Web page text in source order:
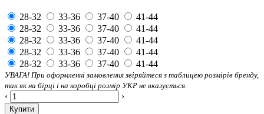
28-32 33-36 37-40
41-44
28-32
33-36 37-40
41-44
28-32
33-36 37-40
41-44
28-32
33-36 37-40
41-44
28-32
33-36 37-40 41-44
УВАГА! При оформленні замовлення звіряйтеся з таблицею розмірів бренду,
так як на бірці і на коробці розмір УКР не вказується.
‹ ›
Купити